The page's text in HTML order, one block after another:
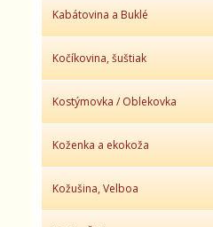
Kabátovina a Buklé
Kočíkovina, šuštiak
Kostýmovka / Oblekovka
Koženka a ekokoža
Kožušina, Velboa